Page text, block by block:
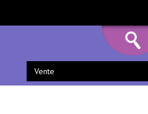
Vente